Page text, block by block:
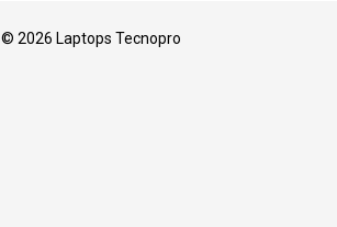
© 2026 Laptops Tecnopro